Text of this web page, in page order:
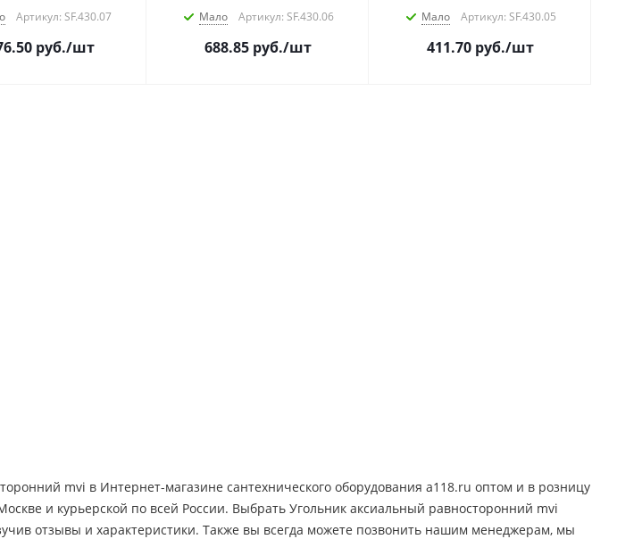
Артикул: SF.430.07
руб./шт
Мало Артикул: SF.430.06
688.85руб./шт
Мало Артикул: SF.430.05
411.70руб./шт
mvi в Интернет-магазине сантехнического оборудования a118.ru оптом и в розницу
и курьерской по всей России. Выбрать Угольник аксиальный равносторонний mvi
отзывы и характеристики. Также вы всегда можете позвонить нашим менеджерам, мы